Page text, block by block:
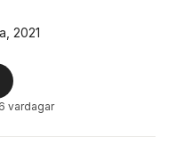
2021
vardagar